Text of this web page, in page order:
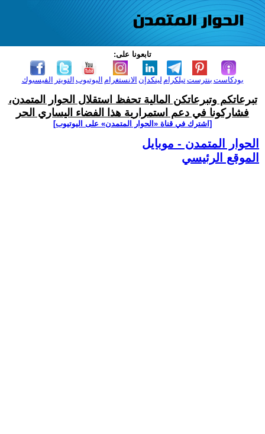
تابعونا على:
الفيسبوك التويتر اليوتيوب الانستغرام لينكدإن تيلكرامبنترست بودكاست
تبرعاتكم وتبرعاتكن المالية تحفظ استقلال الحوار المتمدن،
فشاركونا في دعم استمرارية هذا الفضاء اليساري الحر
[اشترك في قناة ‫«الحوار المتمدن» على اليوتيوب]
الحوار المتمدن - موبايل
الموقع الرئيسي